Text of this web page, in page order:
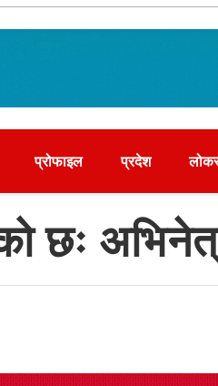
प्रोफाइल प्रदेश
छः